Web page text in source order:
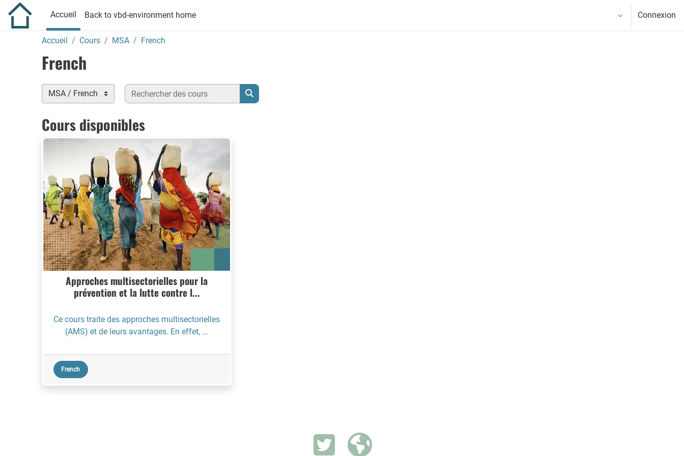
Passer au contenu principal
Accueil
Back to vbd-environment home Connexion
Accueil Cours MSA French
French
Catégories de cours
Rechercher des cours
Rechercher des cours
Cours disponibles
Approches multisectorielles pour la
prévention et la lutte contre l...
Ce cours traite des approches multisectorielles
(AMS) et de leurs avantages. En effet, ...
French